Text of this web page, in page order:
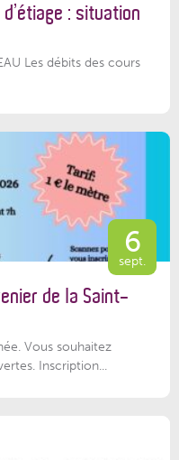
: situation
Les débits des cours
6
sept.
de la Saint-
Vous souhaitez
Inscription...